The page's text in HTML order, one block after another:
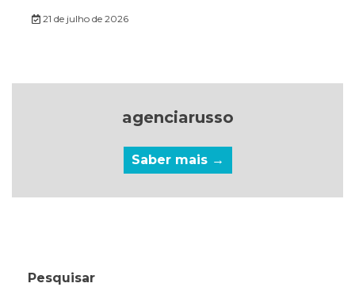
21 de julho de 2026
agenciarusso
Saber mais →
Pesquisar